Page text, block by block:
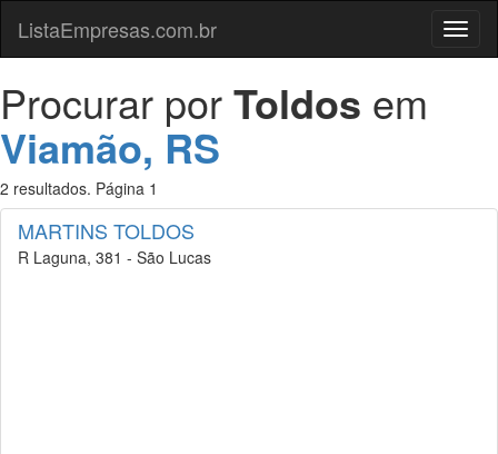
Menu
ListaEmpresas.com.br
Procurar porToldos em
Viamão, RS
2 resultados. Página 1
MARTINS TOLDOS
R Laguna, 381 - São Lucas